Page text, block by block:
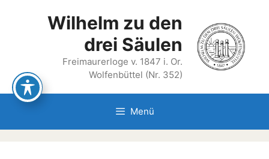
Wilhelm zu den
drei Säulen
Freimaurerloge v. 1847 i. Or.
Wolfenbüttel (Nr. 352)
Menü